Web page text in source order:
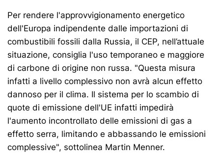
Per rendere l'approvvigionamento energetico
dell'Europa indipendente dalle importazioni di
combustibili fossili dalla Russia, il CEP, nell’attuale
situazione, consiglia l'uso temporaneo e maggiore
di carbone di origine non russa. "Questa misura
infatti a livello complessivo non avrà alcun effetto
dannoso per il clima. Il sistema per lo scambio di
quote di emissione dell'UE infatti impedirà
l'aumento incontrollato delle emissioni di gas a
effetto serra, limitando e abbassando le emissioni
complessive", sottolinea Martin Menner.